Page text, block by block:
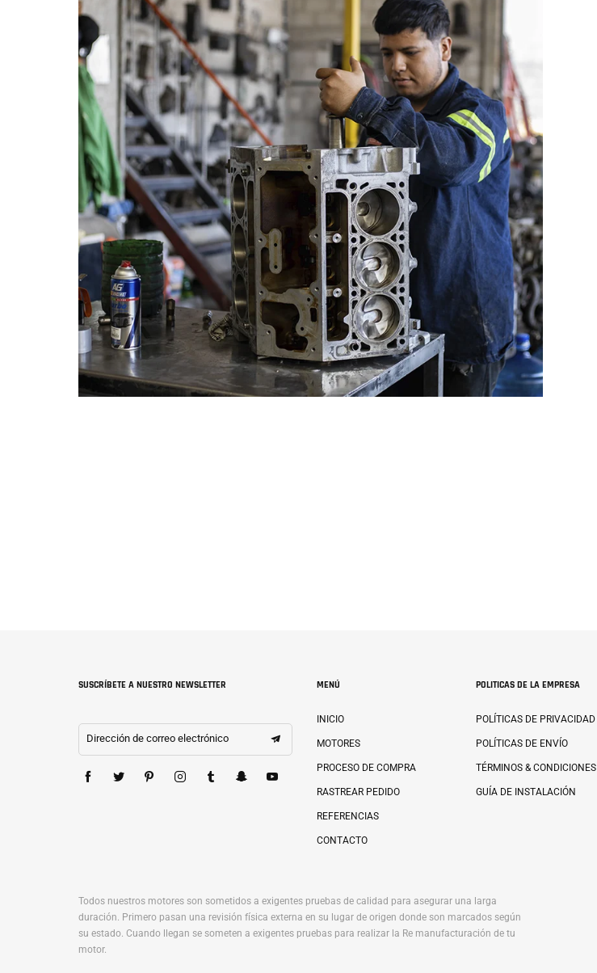
SUSCRÍBETE A NUESTRO NEWSLETTER
Dirección de correo electrónico
MENÚ
INICIO
MOTORES
PROCESO DE COMPRA
RASTREAR PEDIDO
REFERENCIAS
CONTACTO
POLITICAS DE LA EMPRESA
POLÍTICAS DE PRIVACIDAD
POLÍTICAS DE ENVÍO
TÉRMINOS & CONDICIONES
GUÍA DE INSTALACIÓN
Todos nuestros motores son sometidos a exigentes pruebas de calidad para asegurar una larga
duración. Primero pasan una revisión física externa en su lugar de origen donde son marcados según
su estado. Cuando llegan se someten a exigentes pruebas para realizar la Re manufacturación de tu
motor.